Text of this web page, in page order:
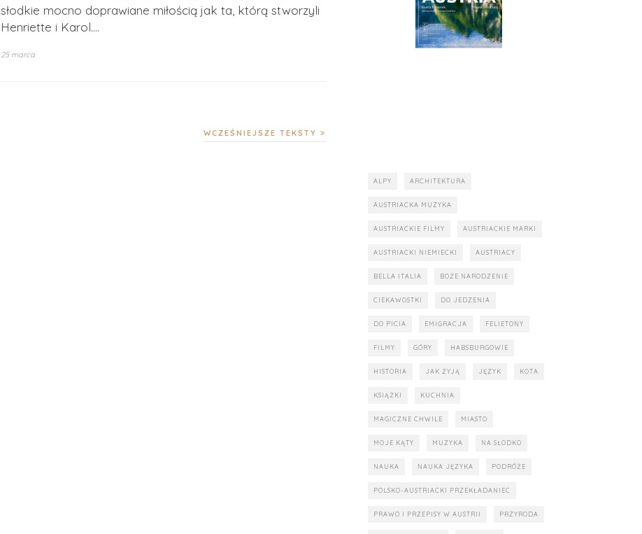
słodkie mocno doprawiane miłością jak ta, którą stworzyli
Henriette i Karol.…
25 marca
WCZEŚNIEJSZE TEKSTY
ALPY ARCHITEKTURA
AUSTRIACKA MUZYKA
AUSTRIACKIE FILMY AUSTRIACKIE MARKI
AUSTRIACKI NIEMIECKI AUSTRIACY
BELLA ITALIA BOŻE NARODZENIE
CIEKAWOSTKI DO JEDZENIA
DO PICIA EMIGRACJA FELIETONY
FILMY GÓRY HABSBURGOWIE
HISTORIA JAK ŻYJĄ JĘZYK KOTA
KSIĄŻKI KUCHNIA
MAGICZNE CHWILE MIASTO
MOJE KĄTY MUZYKA NA SŁODKO
NAUKA NAUKA JĘZYKA PODRÓŻE
POLSKO-AUSTRIACKI PRZEKŁADANIEC
PRAWO I PRZEPISY W AUSTRII PRZYRODA